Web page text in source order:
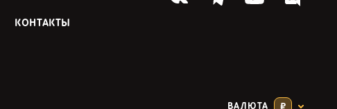
КОНТАКТЫ
ВАЛЮТА